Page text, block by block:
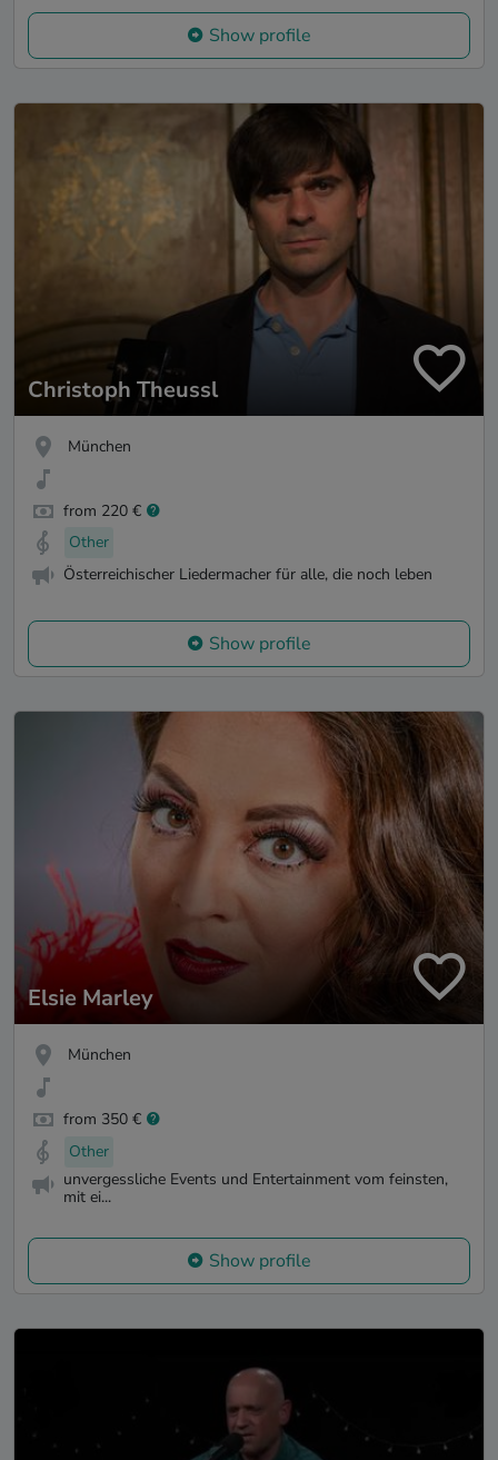
Show profile
Christoph Theussl
München
from 220 €
Other
Österreichischer Liedermacher für alle, die noch leben
Show profile
Elsie Marley
München
from 350 €
Other
unvergessliche Events und Entertainment vom feinsten,
mit ei...
Show profile